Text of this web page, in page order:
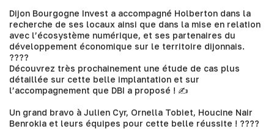
Dijon Bourgogne Invest a accompagné Holberton dans la
recherche de ses locaux ainsi que dans la mise en relation
avec l’écosystème numérique, et ses partenaires du
développement économique sur le territoire dijonnais.
????
Découvrez très prochainement une étude de cas plus
détaillée sur cette belle implantation et sur
l’accompagnement que DBI a proposé ! ✍
Un grand bravo à Julien Cyr, Ornella Tobiet, Houcine Nair
Benrokia et leurs équipes pour cette belle réussite ! ????